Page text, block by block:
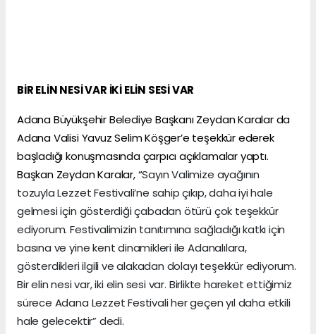
BİR ELİN NESİ VAR İKİ ELİN SESİ VAR
Adana Büyükşehir Belediye Başkanı Zeydan Karalar da
Adana Valisi Yavuz Selim Köşger’e teşekkür ederek
başladığı konuşmasında çarpıcı açıklamalar yaptı.
Başkan Zeydan Karalar, “Sayın Valimize ayağının
tozuyla Lezzet Festivali’ne sahip çıkıp, daha iyi hale
gelmesi için gösterdiği çabadan ötürü çok teşekkür
ediyorum. Festivalimizin tanıtımına sağladığı katkı için
basına ve yine kent dinamikleri ile Adanalılara,
gösterdikleri ilgili ve alakadan dolayı teşekkür ediyorum.
Bir elin nesi var, iki elin sesi var. Birlikte hareket ettiğimiz
sürece Adana Lezzet Festivali her geçen yıl daha etkili
hale gelecektir” dedi.